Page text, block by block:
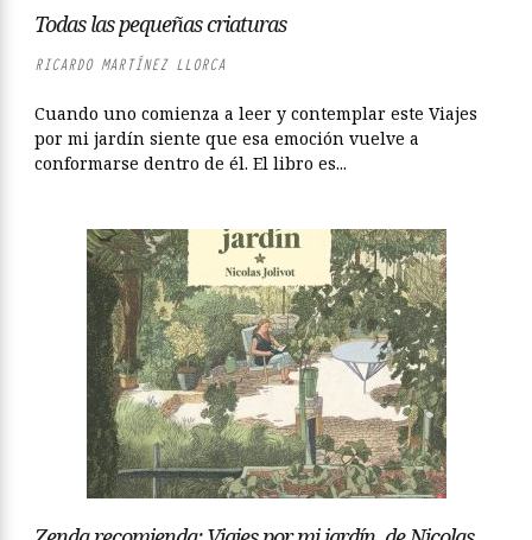
Todas las pequeñas criaturas
RICARDO MARTÍNEZ LLORCA
Cuando uno comienza a leer y contemplar este Viajes
por mi jardín siente que esa emoción vuelve a
conformarse dentro de él. El libro es...